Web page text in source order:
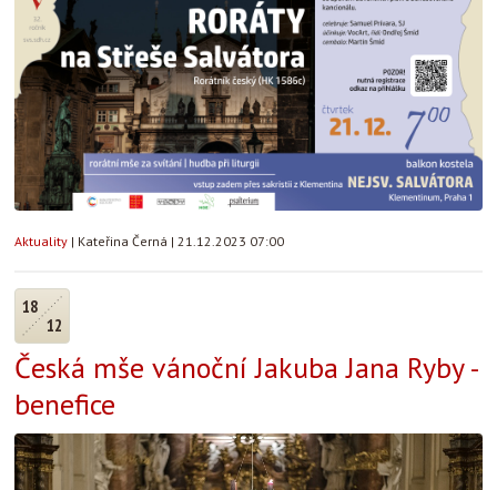
Aktuality | Kateřina Černá | 21.12.2023 07:00
18
12
Česká mše vánoční Jakuba Jana Ryby -
benefice